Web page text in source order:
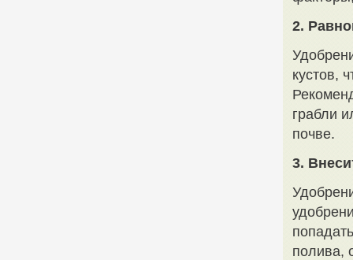
2.
кустов,
грабли
почве.
3.
полива,